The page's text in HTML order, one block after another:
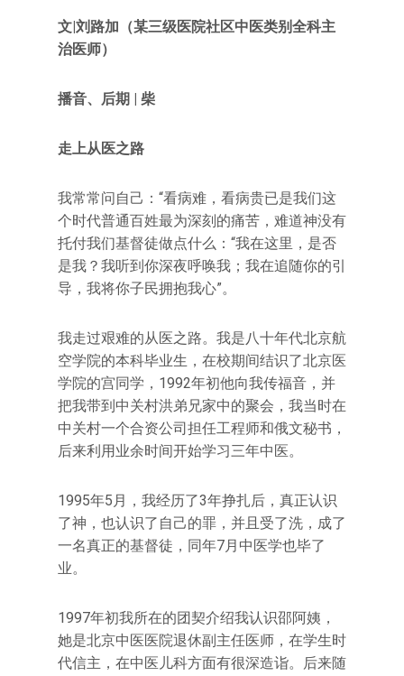
文|刘路加（某三级医院社区中医类别全科主
治医师）
播音、后期 | 柴
走上从医之路
我常常问自己：“看病难，看病贵已是我们这
个时代普通百姓最为深刻的痛苦，难道神没有
托付我们基督徒做点什么：“我在这里，是否
是我？我听到你深夜呼唤我；我在追随你的引
导，我将你子民拥抱我心”。
我走过艰难的从医之路。我是八十年代北京航
空学院的本科毕业生，在校期间结识了北京医
学院的宫同学，1992年初他向我传福音，并
把我带到中关村洪弟兄家中的聚会，我当时在
中关村一个合资公司担任工程师和俄文秘书，
后来利用业余时间开始学习三年中医。
1995年5月，我经历了3年挣扎后，真正认识
了神，也认识了自己的罪，并且受了洗，成了
一名真正的基督徒，同年7月中医学也毕了
业。
1997年初我所在的团契介绍我认识邵阿姨，
她是北京中医医院退休副主任医师，在学生时
代信主，在中医儿科方面有很深造诣。后来随